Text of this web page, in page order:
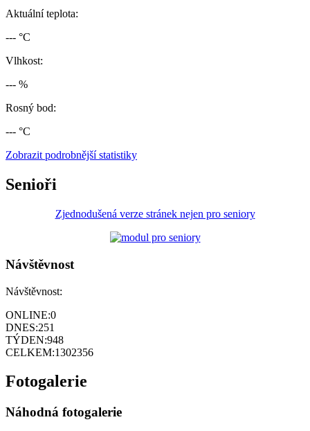
Aktuální teplota:
--- °C
Vlhkost:
--- %
Rosný bod:
--- °C
Zobrazit podrobnější statistiky
Senioři
Zjednodušená verze stránek nejen pro seniory
Návštěvnost
Návštěvnost:
ONLINE:0
DNES:251
TÝDEN:948
CELKEM:1302356
Fotogalerie
Náhodná fotogalerie